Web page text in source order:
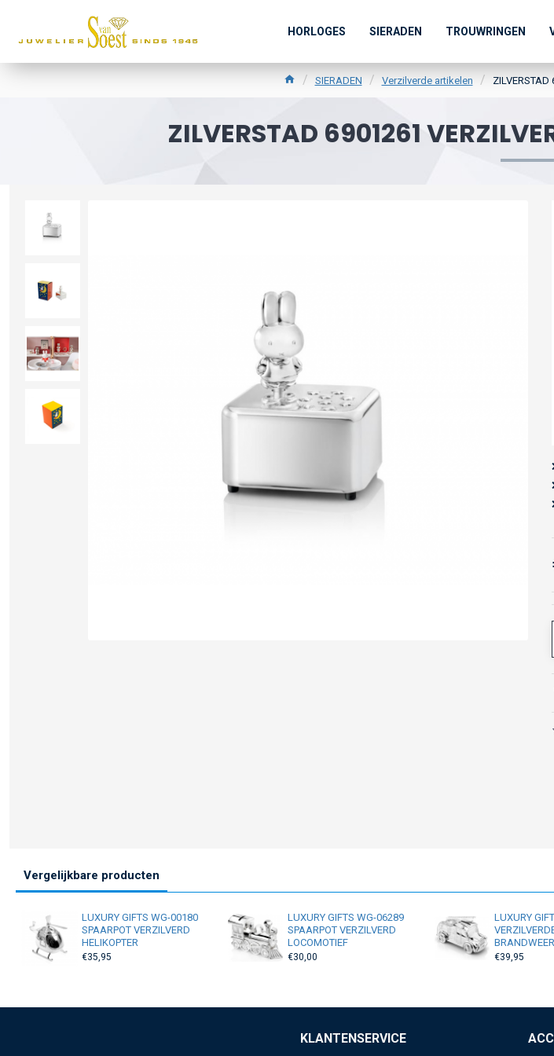
HORLOGES SIERADEN TROUWRINGEN
SIERADEN Verzilverde artikelen ZILVERSTAD
ZILVERSTAD 6901261
Vergelijkbare producten
LUXURY GIFTS WG-00180
SPAARPOT VERZILVERD
HELIKOPTER
€35,95
LUXURY GIFTS WG-06289
SPAARPOT VERZILVERD
LOCOMOTIEF
€30,00
LUXURY
€39,95
KLANTENSERVICE